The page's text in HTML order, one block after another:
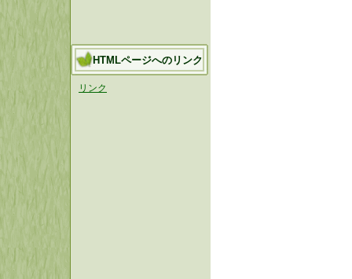
HTMLページへのリンク
リンク